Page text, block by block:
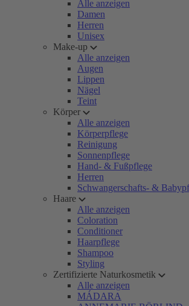
Alle anzeigen
Damen
Herren
Unisex
Make-up
Alle anzeigen
Augen
Lippen
Nägel
Teint
Körper
Alle anzeigen
Körperpflege
Reinigung
Sonnenpflege
Hand- & Fußpflege
Herren
Schwangerschafts- &
Haare
Alle anzeigen
Coloration
Conditioner
Haarpflege
Shampoo
Styling
Zertifizierte Naturkosmetik
Alle anzeigen
MÁDARA